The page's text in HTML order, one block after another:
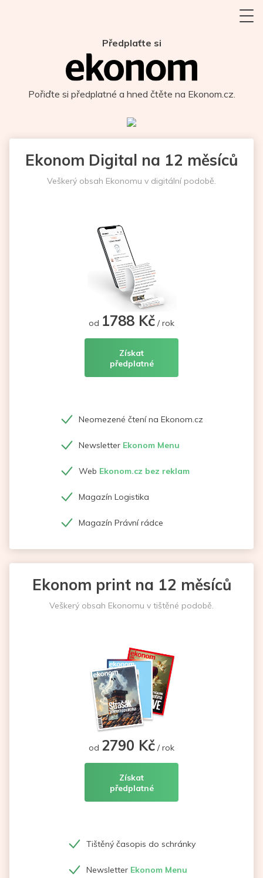
Předplaťte si
Pořiďte si předplatné a hned čtěte na Ekonom.cz.
Ekonom Digital na 12 měsíců
Veškerý obsah Ekonomu v digitální podobě.
od 1788 Kč / rok
Získat
předplatné
Neomezené čtení na Ekonom.cz
Newsletter Ekonom Menu
Web Ekonom.cz bez reklam
Magazín Logistika
Magazín Právní rádce
Ekonom print na 12 měsíců
Veškerý obsah Ekonomu v tištěné podobě.
od 2790 Kč / rok
Získat
předplatné
Tištěný časopis do schránky
Newsletter Ekonom Menu